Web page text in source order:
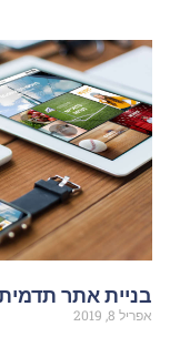
בניית אתר
אפריל 8, 2019